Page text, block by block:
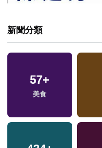
新聞分類
541+
文教